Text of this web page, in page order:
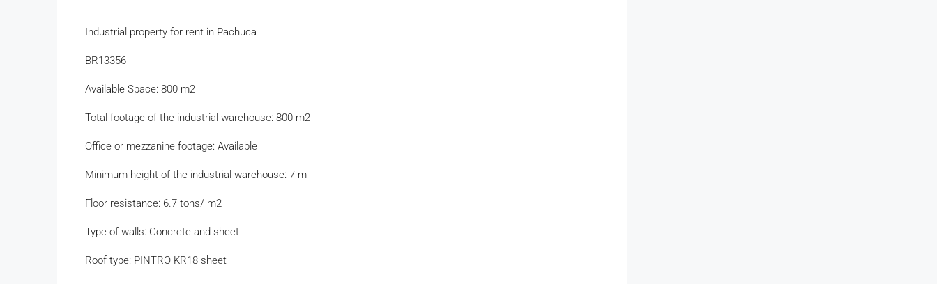
Industrial property for rent in Pachuca
BR13356
Available Space: 800 m2
Total footage of the industrial warehouse: 800 m2
Office or mezzanine footage: Available
Minimum height of the industrial warehouse: 7 m
Floor resistance: 6.7 tons/ m2
Type of walls: Concrete and sheet
Roof type: PINTRO KR18 sheet